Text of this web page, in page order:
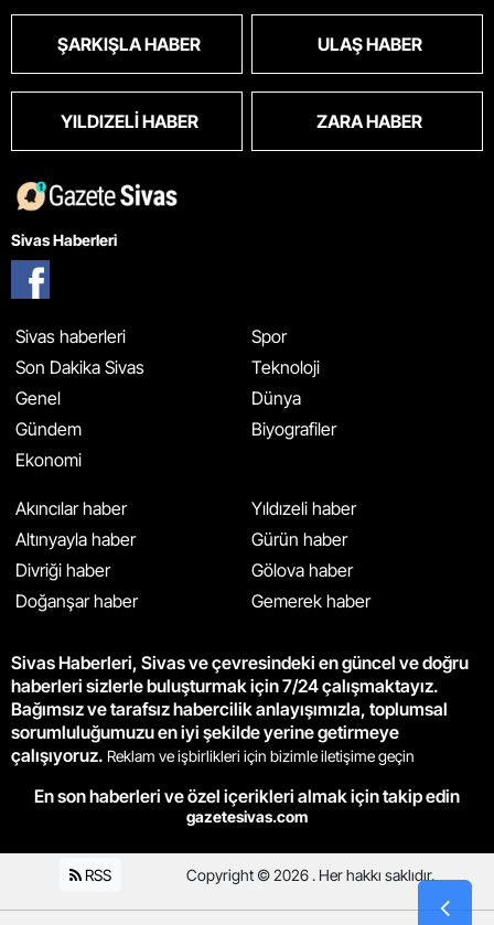
ŞARKIŞLA HABER ULAŞ HABER
YILDIZELI HABER ZARA HABER
Sivas Haberleri
Sivas haberleri
Son Dakika Sivas
Genel
Gündem
Ekonomi
Spor
Teknoloji
Dünya
Biyografiler
Akıncılar haber
Altınyayla haber
Divriği haber
Doğanşar haber
Yıldızeli haber
Gürün haber
Gölova haber
Gemerek haber
Sivas Haberleri, Sivas ve çevresindeki en güncel ve doğru
haberleri sizlerle buluşturmak için 7/24 çalışmaktayız.
Bağımsız ve tarafsız habercilik anlayışımızla, toplumsal
sorumluluğumuzu en iyi şekilde yerine getirmeye
çalışıyoruz. Reklam ve işbirlikleri için bizimle iletişime geçin
En son haberleri ve özel içerikleri almak için takip edin
gazetesivas.com
RSS Copyright © 2026 . Her hakkı saklıdır.